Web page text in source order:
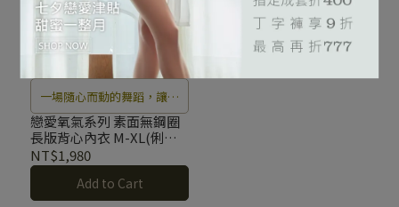
一場隨心而動的舞蹈，讓瞬
間的悸動隨著心跳的節奏，
展開一場戀愛的序曲。
戀愛氧氣系列 素面無鋼圈
長版背心內衣 M-XL(俐落
黑)
NT$1,980
Add to Cart